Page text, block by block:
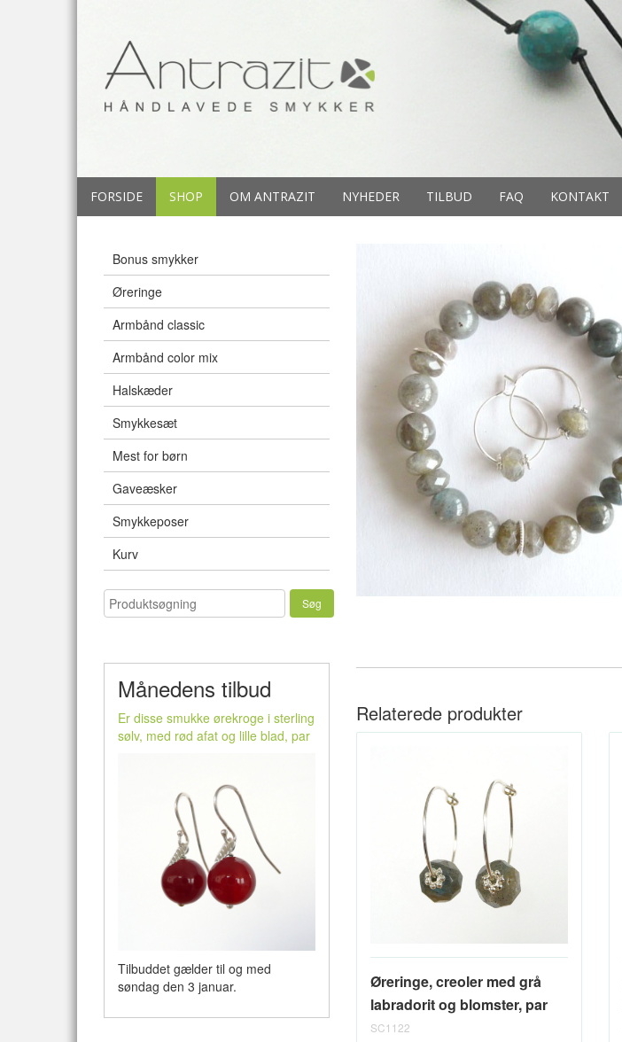
FORSIDE SHOP OM ANTRAZIT NYHEDER TILBUD FAQ KONTAKT
Bonus smykker
Øreringe
Armbånd classic
Armbånd color mix
Halskæder
Smykkesæt
Mest for børn
Gaveæsker
Smykkeposer
Kurv
Månedens tilbud
Er disse smukke ørekroge i sterling
sølv, med rød afat og lille blad, par
Tilbuddet gælder til og med
søndag den 3 januar.
Relaterede produkter
Øreringe, creoler med grå
labradorit og blomster, par
SC1122